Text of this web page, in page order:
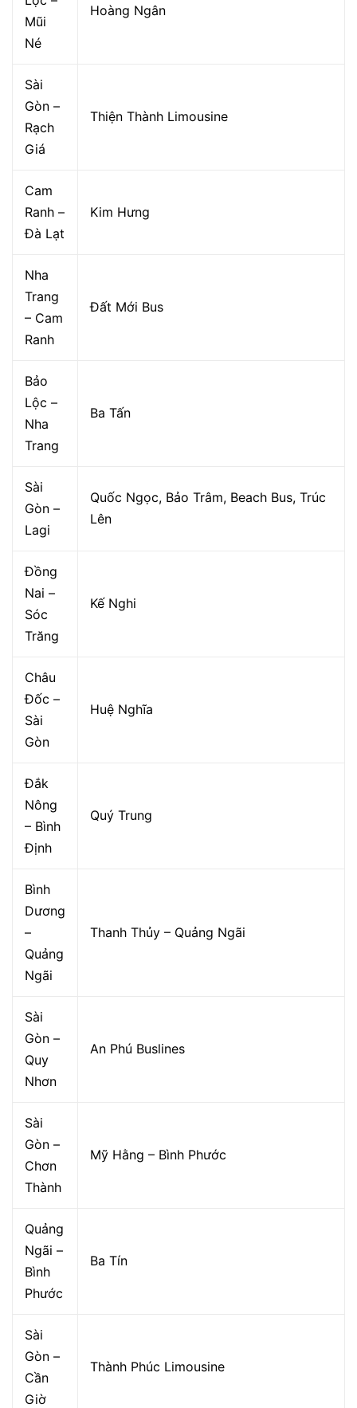
Mũi
Né
Hoàng Ngân
Sài
Gòn –
Rạch
Giá
Thiện Thành Limousine
Cam
Ranh –
Đà Lạt
Kim Hưng
Nha
Trang
– Cam
Ranh
Đất Mới Bus
Bảo
Lộc –
Nha
Trang
Ba Tấn
Sài
Gòn –
Lagi
Quốc Ngọc, Bảo Trâm, Beach Bus, Trúc
Lên
Đồng
Nai –
Sóc
Trăng
Kế Nghi
Châu
Đốc –
Sài
Gòn
Huệ Nghĩa
Đắk
Nông
– Bình
Định
Quý Trung
Bình
Dương
–
Quảng
Ngãi
Thanh Thủy – Quảng Ngãi
Sài
Gòn –
Quy
Nhơn
An Phú Buslines
Sài
Gòn –
Chơn
Thành
Mỹ Hằng – Bình Phước
Quảng
Ngãi –
Bình
Phước
Ba Tín
Sài
Gòn –
Cần
Giờ
Thành Phúc Limousine